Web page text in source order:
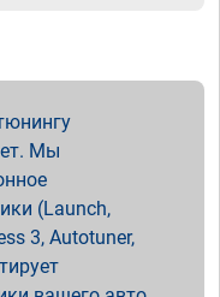
Мы
(Launch,
3, Autotuner,